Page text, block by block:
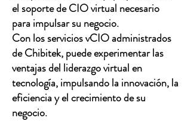
el soporte de CIO virtual necesario
para impulsar su negocio.
Con los servicios vCIO administrados
de Chibitek, puede experimentar las
ventajas del liderazgo virtual en
tecnología, impulsando la innovación, la
eficiencia y el crecimiento de su
negocio.